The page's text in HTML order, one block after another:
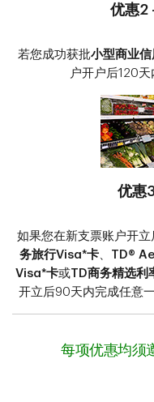
优惠2
若您成功获批小型商业信
户开户后120天
优惠
如果您在新支票账户开
务旅行Visa*卡、 TD®
Visa*卡或TD商务精选利
开立后90天内完成任意
每项优惠均须